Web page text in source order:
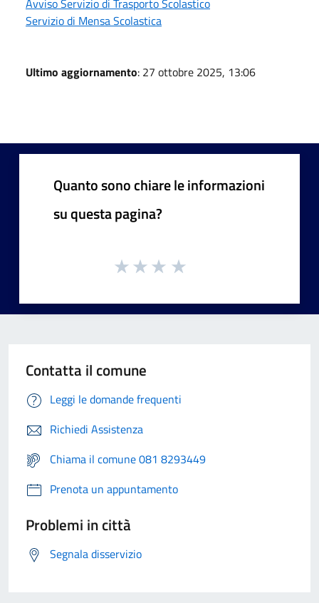
Servizio di Mensa Scolastica
Ultimo aggiornamento: 27 ottobre 2025, 13:06
Quanto sono chiare le informazioni
su questa pagina?
Contatta il comune
Leggi le domande frequenti
Richiedi Assistenza
Chiama il comune 081 8293449
Prenota un appuntamento
Problemi in città
Segnala disservizio